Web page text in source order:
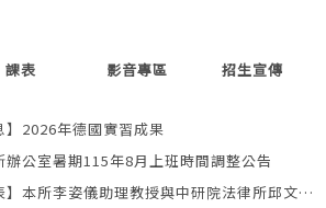
課表 影音專區 招生宣傳
】2026年德國實習成果
辦公室暑期115年8月上班時間調整公告
【文章發表】本所李姿儀助理教授與中研院法律所邱文聰研究員發表文章：「『合理使用』夠用嗎？AI模型訓練著作利用合法性之階段化分析與我國法制因應」